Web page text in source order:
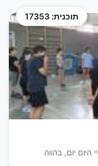
תוכנית: 17353
היום יום, בהווה